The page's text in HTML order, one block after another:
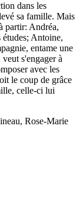
dans les
sa famille. Mais
partir: Andréa,
Antoine,
entame une
s'engager à
avec les
le coup de grâce
celle-ci lui
Rose-Marie